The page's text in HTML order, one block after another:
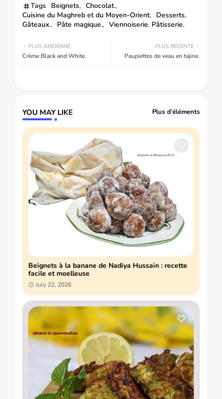
Tags Beignets
Chocolat.
Cuisine du Maghreb et du Moyen-Orient
Desserts
Gâteaux.
Pâte magique. Viennoiserie. Pâtisserie.
PLUS RÉCENTE
Paupiettes de veau en tajine.
PLUS ANCIENNE
Crème Black and White.
YOU MAY LIKE Plus d'éléments
Beignets à la banane de Nadiya Hussain : recette
facile et moelleuse
July 22, 2026